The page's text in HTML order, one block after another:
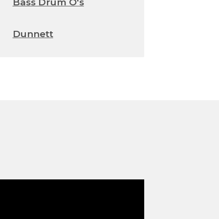
Dunnett